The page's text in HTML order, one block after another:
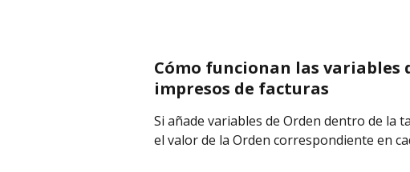
Cómo funcionan las variables
impresos de facturas
Si añade variables de Orden dentro de la
el valor de la Orden correspondiente en